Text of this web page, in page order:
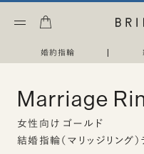
婚約指輪 |
Marriage
女性向け ゴールド
結婚指輪（マリッジリング